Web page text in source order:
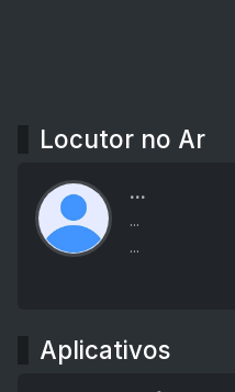
Locutor no Ar
...
...
...
Aplicativos